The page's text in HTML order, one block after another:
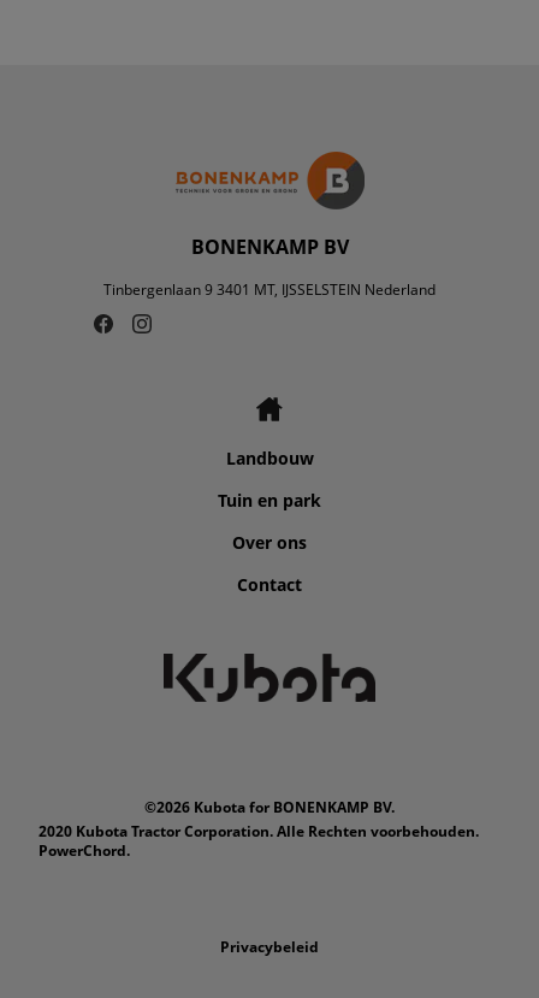
BONENKAMP BV
Tinbergenlaan 9 3401 MT, IJSSELSTEIN Nederland
Landbouw
Tuin en park
Over ons
Contact
©2026 Kubota for BONENKAMP BV.
2020 Kubota Tractor Corporation. Alle Rechten voorbehouden.
PowerChord.
Privacybeleid